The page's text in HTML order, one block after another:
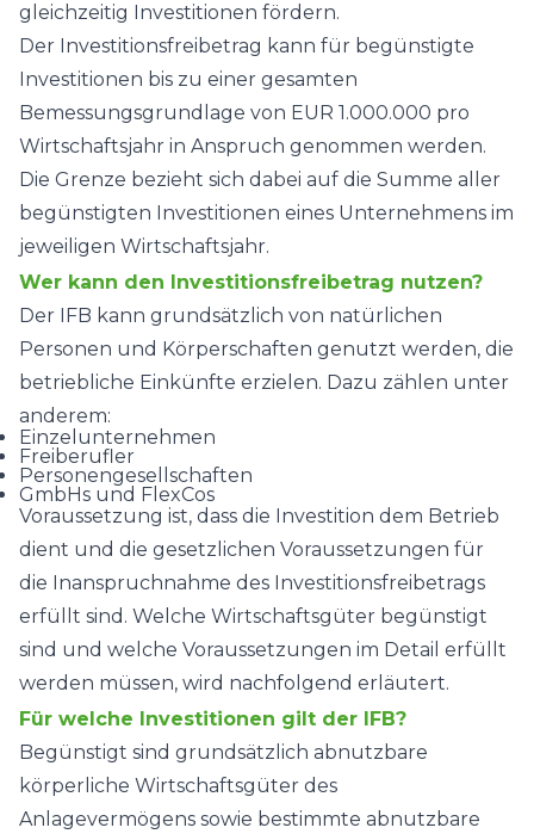
gleichzeitig Investitionen fördern.
Der Investitionsfreibetrag kann für begünstigte
Investitionen bis zu einer gesamten
Bemessungsgrundlage von EUR 1.000.000 pro
Wirtschaftsjahr in Anspruch genommen werden.
Die Grenze bezieht sich dabei auf die Summe aller
begünstigten Investitionen eines Unternehmens im
jeweiligen Wirtschaftsjahr.
Wer kann den Investitionsfreibetrag nutzen?
Der IFB kann grundsätzlich von natürlichen
Personen und Körperschaften genutzt werden, die
betriebliche Einkünfte erzielen. Dazu zählen unter
anderem:
Einzelunternehmen
Freiberufler
Personengesellschaften
GmbHs und FlexCos
Voraussetzung ist, dass die Investition dem Betrieb
dient und die gesetzlichen Voraussetzungen für
die Inanspruchnahme des Investitionsfreibetrags
erfüllt sind. Welche Wirtschaftsgüter begünstigt
sind und welche Voraussetzungen im Detail erfüllt
werden müssen, wird nachfolgend erläutert.
Für welche Investitionen gilt der IFB?
Begünstigt sind grundsätzlich abnutzbare
körperliche Wirtschaftsgüter des
Anlagevermögens sowie bestimmte abnutzbare